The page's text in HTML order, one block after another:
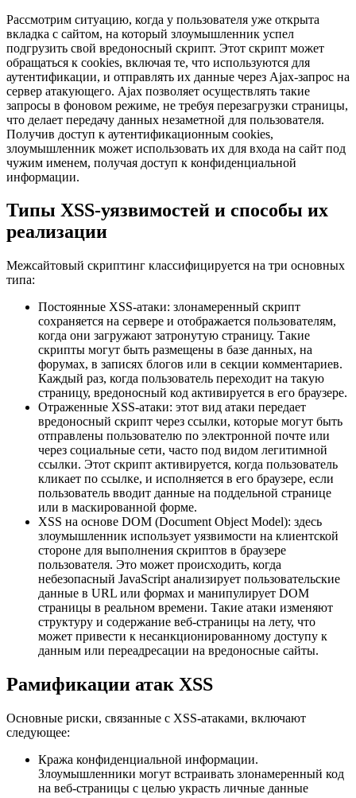
Рассмотрим ситуацию, когда у пользователя уже открыта
вкладка с сайтом, на который злоумышленник успел
подгрузить свой вредоносный скрипт. Этот скрипт может
обращаться к cookies, включая те, что используются для
аутентификации, и отправлять их данные через Ajax-запрос на
сервер атакующего. Ajax позволяет осуществлять такие
запросы в фоновом режиме, не требуя перезагрузки страницы,
что делает передачу данных незаметной для пользователя.
Получив доступ к аутентификационным cookies,
злоумышленник может использовать их для входа на сайт под
чужим именем, получая доступ к конфиденциальной
информации.
Типы XSS-уязвимостей и способы их
реализации
Межсайтовый скриптинг классифицируется на три основных
типа:
Постоянные XSS-атаки: злонамеренный скрипт
сохраняется на сервере и отображается пользователям,
когда они загружают затронутую страницу. Такие
скрипты могут быть размещены в базе данных, на
форумах, в записях блогов или в секции комментариев.
Каждый раз, когда пользователь переходит на такую
страницу, вредоносный код активируется в его браузере.
Отраженные XSS-атаки: этот вид атаки передает
вредоносный скрипт через ссылки, которые могут быть
отправлены пользователю по электронной почте или
через социальные сети, часто под видом легитимной
ссылки. Этот скрипт активируется, когда пользователь
кликает по ссылке, и исполняется в его браузере, если
пользователь вводит данные на поддельной странице
или в маскированной форме.
XSS на основе DOM (Document Object Model): здесь
злоумышленник использует уязвимости на клиентской
стороне для выполнения скриптов в браузере
пользователя. Это может происходить, когда
небезопасный JavaScript анализирует пользовательские
данные в URL или формах и манипулирует DOM
страницы в реальном времени. Такие атаки изменяют
структуру и содержание веб-страницы на лету, что
может привести к несанкционированному доступу к
данным или переадресации на вредоносные сайты.
Рамификации атак XSS
Основные риски, связанные с XSS-атаками, включают
следующее:
Кража конфиденциальной информации.
Злоумышленники могут встраивать злонамеренный код
на веб-страницы с целью украсть личные данные